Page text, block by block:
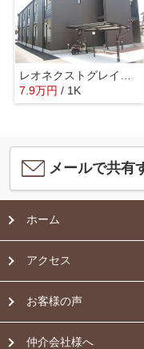
レオネクストグレイスメゾン
7.9万円 / 1K
メールで共有
ホーム
アクセス
お客様の声
仲介会社様へ